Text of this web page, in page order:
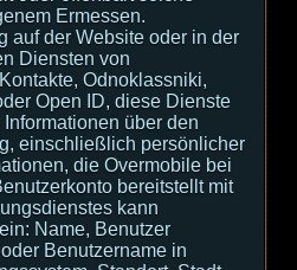
Ermessen.
auf der Website oder in der
Diensten von
Odnoklassniki,
Open ID, diese Dienste
über den
einschließlich persönlicher
die Overmobile bei
bereitstellt mit
kann
Name, Benutzer
Benutzername in